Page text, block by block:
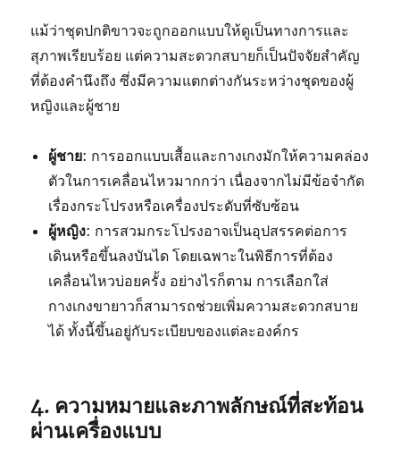
แม้ว่าชุดปกติขาวจะถูกออกแบบให้ดูเป็นทางการและ
สุภาพเรียบร้อย แต่ความสะดวกสบายก็เป็นปัจจัยสำคัญ
ที่ต้องคำนึงถึง ซึ่งมีความแตกต่างกันระหว่างชุดของผู้
หญิงและผู้ชาย
ผู้ชาย: การออกแบบเสื้อและกางเกงมักให้ความคล่อง
ตัวในการเคลื่อนไหวมากกว่า เนื่องจากไม่มีข้อจำกัด
เรื่องกระโปรงหรือเครื่องประดับที่ซับซ้อน
ผู้หญิง: การสวมกระโปรงอาจเป็นอุปสรรคต่อการ
เดินหรือขึ้นลงบันได โดยเฉพาะในพิธีการที่ต้อง
เคลื่อนไหวบ่อยครั้ง อย่างไรก็ตาม การเลือกใส่
กางเกงขายาวก็สามารถช่วยเพิ่มความสะดวกสบาย
ได้ ทั้งนี้ขึ้นอยู่กับระเบียบของแต่ละองค์กร
4. ความหมายและภาพลักษณ์ที่สะท้อน
ผ่านเครื่องแบบ